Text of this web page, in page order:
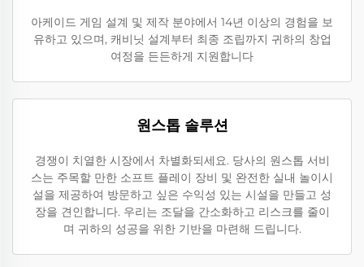
아케이드 게임 설계 및 제작 분야에서 14년 이상의 경험을 보
유하고 있으며, 캐비닛 설계부터 최종 조립까지 귀하의 창업
여정을 든든하게 지원합니다
원스톱 솔루션
경쟁이 치열한 시장에서 차별화되세요. 당사의 원스톱 서비
스는 주목할 만한 소프트 플레이 장비 및 완전한 실내 놀이시
설을 제공하여 방문하고 싶은 수익성 있는 시설을 만들고 성
장을 견인합니다. 우리는 조달을 간소화하고 리스크를 줄이
며 귀하의 성공을 위한 기반을 마련해 드립니다.